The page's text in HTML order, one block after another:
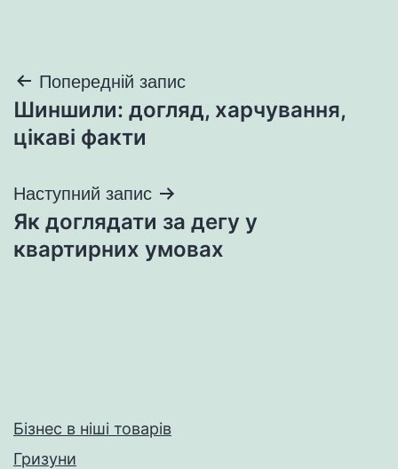
Навігація
записів
Попередній запис
Шиншили: догляд, харчування,
цікаві факти
Наступний запис
Як доглядати за дегу у
квартирних умовах
Бізнес в ніші товарів
Гризуни